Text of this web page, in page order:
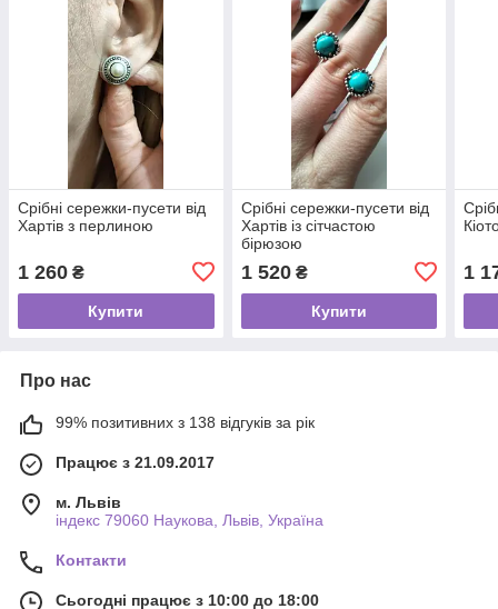
Срібні сережки-пусети від
Хартів з перлиною
1 260 ₴
Купити
Срібні сережки-пусети від
Хартів із сітчастою
бірюзою
1 520₴
Купити
1
Про нас
99% позитивних з 138 відгуків за рік
Працює з 21.09.2017
м. Львів
індекс 79060 Наукова, Львів, Україна
Контакти
Сьогодні працює з 10:00 до 18:00